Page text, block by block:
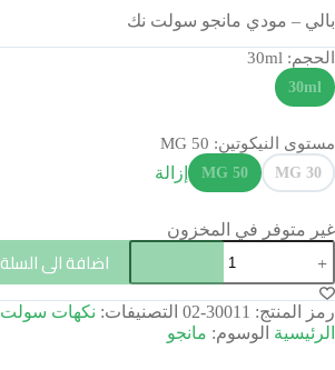
بالي – مودي مانجو سولت نك
الحجم: 30ml
30ml
مستوى النيكوتين: 50 MG
30 MG
50 MG إزالة
غير متوفر في المخزون
اضافة الى السلة
رمز المنتج: 30011-02 التصنيفات: نكهات سولت
الرئيسية الوسوم: مانجو